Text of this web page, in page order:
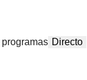
Directo